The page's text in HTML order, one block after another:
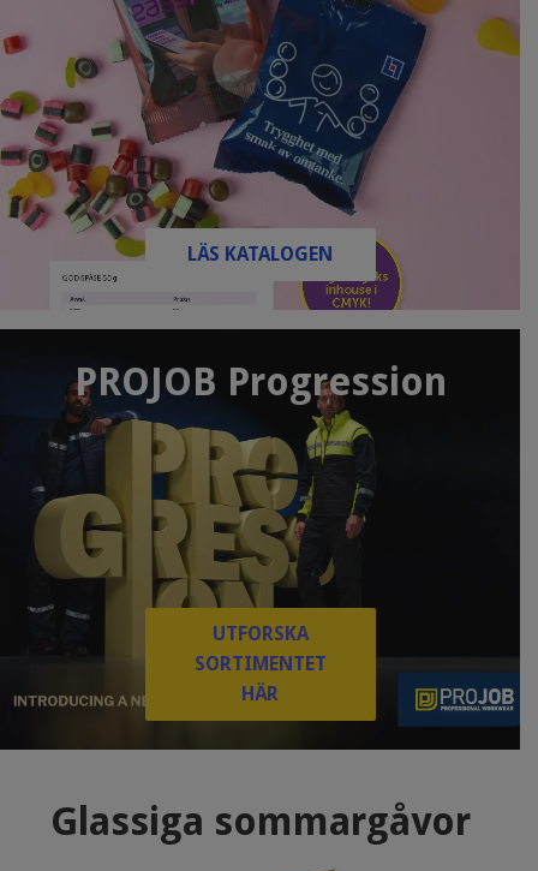
LÄS KATALOGEN
PROJOB Progression
UTFORSKA
SORTIMENTET
HÄR
Glassiga sommargåvor